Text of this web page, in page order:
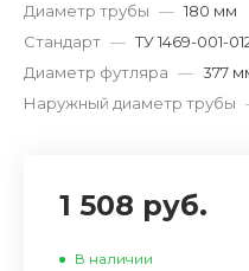
Диаметр трубы — 180 мм
Стандарт — ТУ 1469-001-
Диаметр футляра — 377
Наружный диаметр трубы
1 508 руб.
В наличии